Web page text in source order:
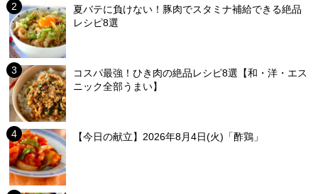
夏バテに負けない！豚肉でスタミナ補給できる絶品
レシピ8選
コスパ最強！ひき肉の絶品レシピ8選【和・洋・エス
ニック全部うまい】
【今日の献立】2026年8月4日(火)「酢鶏」